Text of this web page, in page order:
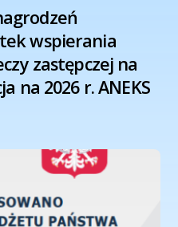
wspierania
zastępczej na
na 2026 r. ANEKS